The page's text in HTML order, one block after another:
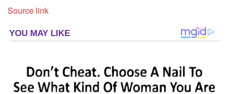
Source link